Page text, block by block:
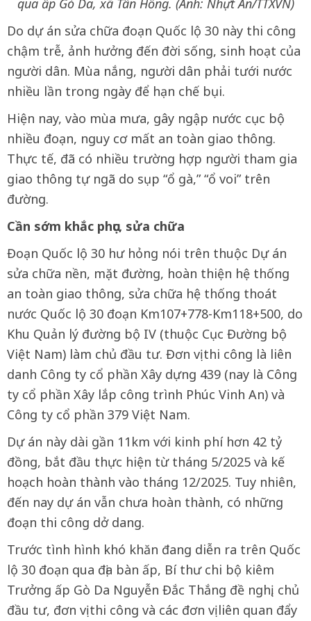
qua ấp Gò Da, xã Tân Hồng. (Ảnh: Nhựt An/TTXVN)
Do dự án sửa chữa đoạn Quốc lộ 30 này thi công
chậm trễ, ảnh hưởng đến đời sống, sinh hoạt của
người dân. Mùa nắng, người dân phải tưới nước
nhiều lần trong ngày để hạn chế bụi.
Hiện nay, vào mùa mưa, gây ngập nước cục bộ
nhiều đoạn, nguy cơ mất an toàn giao thông.
Thực tế, đã có nhiều trường hợp người tham gia
giao thông tự ngã do sụp “ổ gà,” “ổ voi” trên
đường.
Cần sớm khắc phục, sửa chữa
Đoạn Quốc lộ 30 hư hỏng nói trên thuộc Dự án
sửa chữa nền, mặt đường, hoàn thiện hệ thống
an toàn giao thông, sửa chữa hệ thống thoát
nước Quốc lộ 30 đoạn Km107+778-Km118+500, do
Khu Quản lý đường bộ IV (thuộc Cục Đường bộ
Việt Nam) làm chủ đầu tư. Đơn vị thi công là liên
danh Công ty cổ phần Xây dựng 439 (nay là Công
ty cổ phần Xây lắp công trình Phúc Vinh An) và
Công ty cổ phần 379 Việt Nam.
Dự án này dài gần 11km với kinh phí hơn 42 tỷ
đồng, bắt đầu thực hiện từ tháng 5/2025 và kế
hoạch hoàn thành vào tháng 12/2025. Tuy nhiên,
đến nay dự án vẫn chưa hoàn thành, có những
đoạn thi công dở dang.
Trước tình hình khó khăn đang diễn ra trên Quốc
lộ 30 đoạn qua địa bàn ấp, Bí thư chi bộ kiêm
Trưởng ấp Gò Da Nguyễn Đắc Thắng đề nghị, chủ
đầu tư, đơn vị thi công và các đơn vị liên quan đẩy